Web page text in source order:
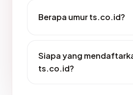
Berapa umur ts.co.id?
Siapa yang
ts.co.id?